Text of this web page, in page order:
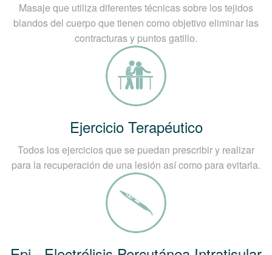
Masaje que utiliza diferentes técnicas sobre los tejidos
blandos del cuerpo que tienen como objetivo eliminar las
contracturas y puntos gatillo.
Ejercicio Terapéutico
Todos los ejercicios que se puedan prescribir y realizar
para la recuperación de una lesión así como para evitarla.